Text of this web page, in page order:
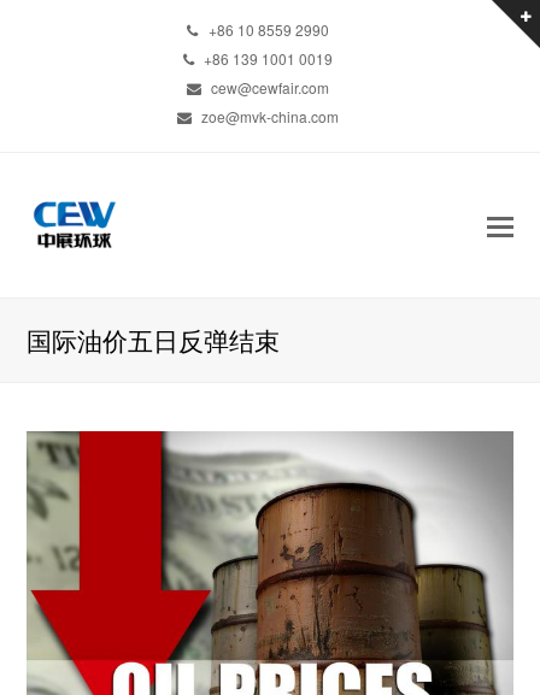
+86 10 8559 2990
+86 139 1001 0019
cew@cewfair.com
zoe@mvk-china.com
国际油价五日反弹结束